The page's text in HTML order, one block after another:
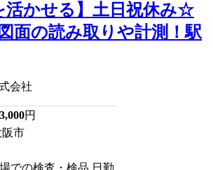
活かせる】土日祝休み☆
面の読み取りや計測！駅
会社
円
阪市
での検査・検品 日勤